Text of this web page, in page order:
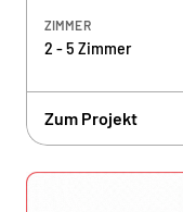
ZIMMER
2 - 5 Zimmer
Zum Projekt